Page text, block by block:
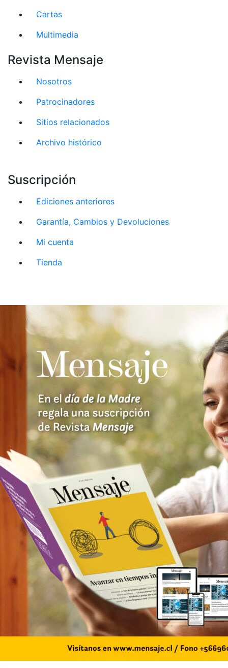
Cartas
Multimedia
Revista Mensaje
Nosotros
Patrocinadores
Sitios relacionados
Archivo histórico
Suscripción
Ediciones anteriores
Garantía, Cambios y Devoluciones
Mi cuenta
Tienda